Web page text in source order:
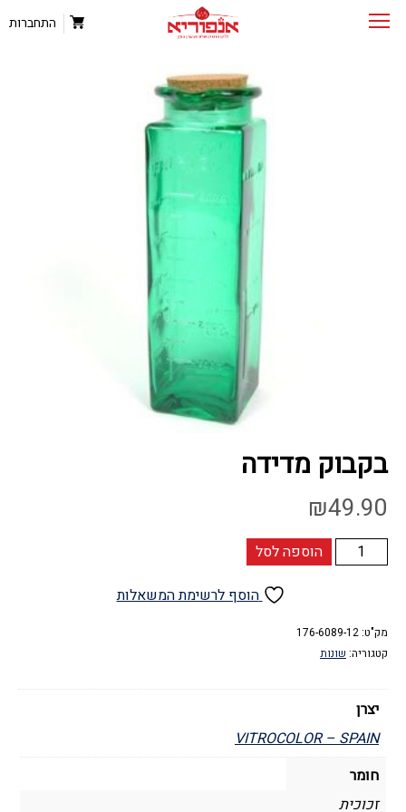
התחברות
בקבוק מדידה
₪49.90
כמות
של
הוספה לסל
הוסף לרשימת המשאלות
מק"ט: 176-6089-12
קטגוריה: שונות
יצרן
VITROCOLOR – SPAIN
חומר
זכוכית